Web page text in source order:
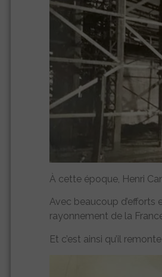
À cette époque, Henri
Avec beaucoup d’efforts
rayonnement de la
Et c’est ainsi qu’il